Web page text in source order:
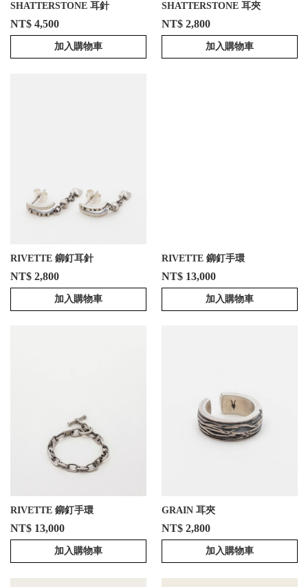
SHATTERSTONE 耳針
NT$ 4,500
加入購物車
SHATTERSTONE 耳夾
NT$ 2,800
加入購物車
RIVETTE 鉚釘耳針
NT$ 2,800
加入購物車
RIVETTE 鉚釘手環
NT$ 13,000
加入購物車
RIVETTE 鉚釘手環
NT$ 13,000
加入購物車
GRAIN 耳夾
NT$ 2,800
加入購物車